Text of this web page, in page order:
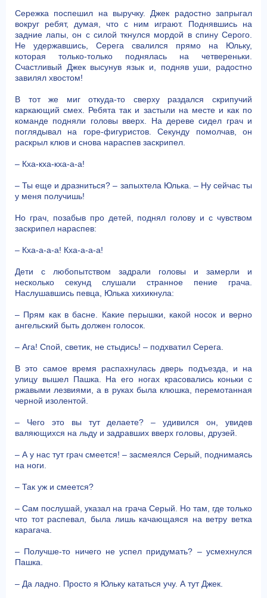
Сережка поспешил на выручку. Джек радостно запрыгал
вокруг ребят, думая, что с ним играют. Поднявшись на
задние лапы, он с силой ткнулся мордой в спину Серого.
Не удержавшись, Серега свалился прямо на Юльку,
которая только-только поднялась на четвереньки.
Счастливый Джек высунув язык и, подняв уши, радостно
завилял хвостом!
В тот же миг откуда-то сверху раздался скрипучий
каркающий смех. Ребята так и застыли на месте и как по
команде подняли головы вверх. На дереве сидел грач и
поглядывал на горе-фигуристов. Секунду помолчав, он
раскрыл клюв и снова нараспев заскрипел.
– Кха-кха-кха-а-а!
– Ты еще и дразниться? – запыхтела Юлька. – Ну сейчас ты
у меня получишь!
Но грач, позабыв про детей, поднял голову и с чувством
заскрипел нараспев:
– Кха-а-а-а! Кха-а-а-а!
Дети с любопытством задрали головы и замерли и
несколько секунд слушали странное пение грача.
Наслушавшись певца, Юлька хихикнула:
– Прям как в басне. Какие перышки, какой носок и верно
ангельский быть должен голосок.
– Ага! Спой, светик, не стыдись! – подхватил Серега.
В это самое время распахнулась дверь подъезда, и на
улицу вышел Пашка. На его ногах красовались коньки с
ржавыми лезвиями, а в руках была клюшка, перемотанная
черной изолентой.
– Чего это вы тут делаете? – удивился он, увидев
валяющихся на льду и задравших вверх головы, друзей.
– А у нас тут грач смеется! – засмеялся Серый, поднимаясь
на ноги.
– Так уж и смеется?
– Сам послушай, указал на грача Серый. Но там, где только
что тот распевал, была лишь качающаяся на ветру ветка
карагача.
– Получше-то ничего не успел придумать? – усмехнулся
Пашка.
– Да ладно. Просто я Юльку кататься учу. А тут Джек.